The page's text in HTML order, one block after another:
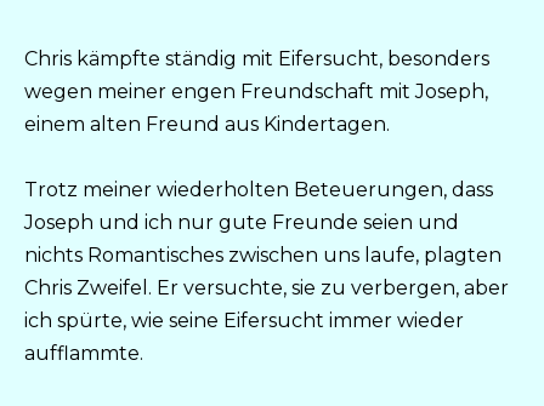
Chris kämpfte ständig mit Eifersucht, besonders
wegen meiner engen Freundschaft mit Joseph,
einem alten Freund aus Kindertagen.
Trotz meiner wiederholten Beteuerungen, dass
Joseph und ich nur gute Freunde seien und
nichts Romantisches zwischen uns laufe, plagten
Chris Zweifel. Er versuchte, sie zu verbergen, aber
ich spürte, wie seine Eifersucht immer wieder
aufflammte.